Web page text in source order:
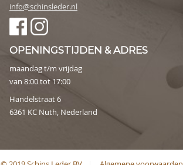
info@schinsleder.nl
OPENINGSTIJDEN & ADRES
maandag t/m vrijdag
van 8:00 tot 17:00
Handelstraat 6
6361 KC Nuth, Nederland